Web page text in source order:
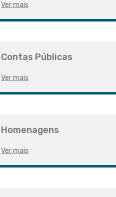
Ver mais
Contas Públicas
Ver mais
Homenagens
Ver mais